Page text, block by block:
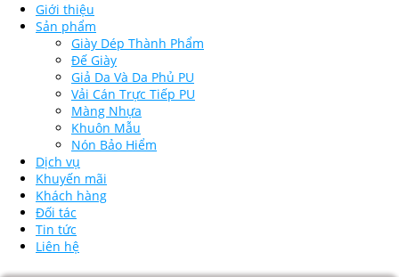
Giới thiệu
Sản phẩm
Giày Dép Thành Phẩm
Đế Giày
Giả Da Và Da Phủ PU
Vải Cán Trực Tiếp PU
Màng Nhựa
Khuôn Mẫu
Nón Bảo Hiểm
Dịch vụ
Khuyến mãi
Khách hàng
Đối tác
Tin tức
Liên hệ